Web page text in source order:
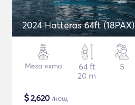
2024 Hatteras 64ft (18PAX)
Мега яхта
64 ft
20 m
5
$2,620 /нощ